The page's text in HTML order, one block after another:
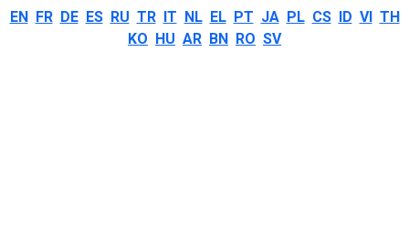
EN FR DE ES RU TR IT NL EL PT JA PL CS ID VI TH
KO HU AR BN RO SV